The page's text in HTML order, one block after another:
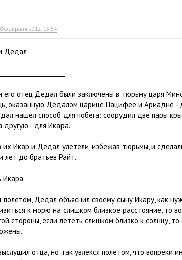
февраля 2012, 13:54
Дедал
его отец Дедал были заключены в тюрьму царя
оказанную Дедалом царице Пацифее и Ариадне -
нашел способ для побега: соорудил две пары
другую - для Икара.
Икар и Дедал улетели, избежав тюрьмы, и
лет до братьев Райт.
Икара
Дедал объяснил своему сыну Икару, как
к морю на слишком близкое расстояние, то
стороны, если лететь слишком близко к солнцу,
отца, но так увлекся полетом, что вопреки